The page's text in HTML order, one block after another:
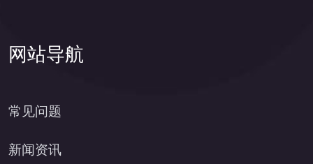
网站导航
常见问题
新闻资讯